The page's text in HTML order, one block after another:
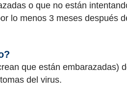
o que no están
lo menos 3 meses después
que están embarazadas)
del virus.